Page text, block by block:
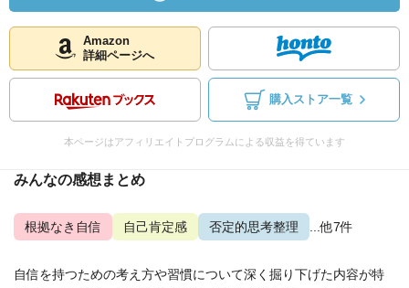
Amazon
詳細ページへ
購入ストア一覧
本ページはアフィリエイトプログラムによる収益を得ています
みんなの感想まとめ
根拠なき自信 自己肯定感 否定的思考整理 ...他7件
自信を持つための考え方や習慣について深く掘り下げた内容が特